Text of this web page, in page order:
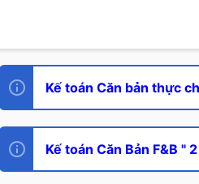
Kế toán Căn bản thực
Kế toán Căn Bản F&B "